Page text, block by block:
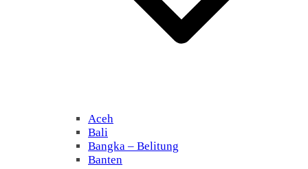
Aceh
Bali
Bangka – Belitung
Banten